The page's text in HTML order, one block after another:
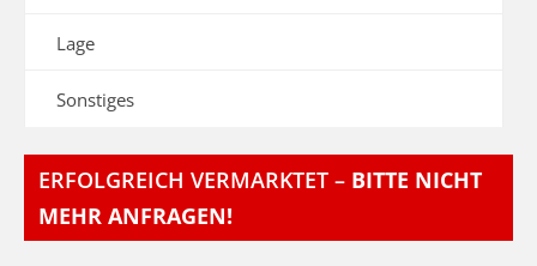
Lage
Sonstiges
ERFOLGREICH VERMARKTET – BITTE NICHT
MEHR ANFRAGEN!